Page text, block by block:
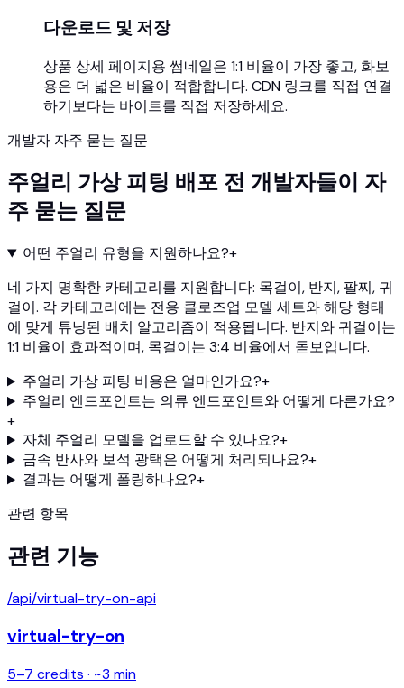
다운로드 및 저장
상품 상세 페이지용 썸네일은 1:1 비율이 가장 좋고, 화보
용은 더 넓은 비율이 적합합니다. CDN 링크를 직접 연결
하기보다는 바이트를 직접 저장하세요.
개발자 자주 묻는 질문
주얼리 가상 피팅 배포 전 개발자들이 자
주 묻는 질문
어떤 주얼리 유형을 지원하나요?+
네 가지 명확한 카테고리를 지원합니다: 목걸이, 반지, 팔찌, 귀
걸이. 각 카테고리에는 전용 클로즈업 모델 세트와 해당 형태
에 맞게 튜닝된 배치 알고리즘이 적용됩니다. 반지와 귀걸이는
1:1 비율이 효과적이며, 목걸이는 3:4 비율에서 돋보입니다.
주얼리 가상 피팅 비용은 얼마인가요?+
주얼리 엔드포인트는 의류 엔드포인트와 어떻게 다른가요?
+
자체 주얼리 모델을 업로드할 수 있나요?+
금속 반사와 보석 광택은 어떻게 처리되나요?+
결과는 어떻게 폴링하나요?+
관련 항목
관련 기능
/api/virtual-try-on-api
virtual-try-on
5–7 credits · ~3 min